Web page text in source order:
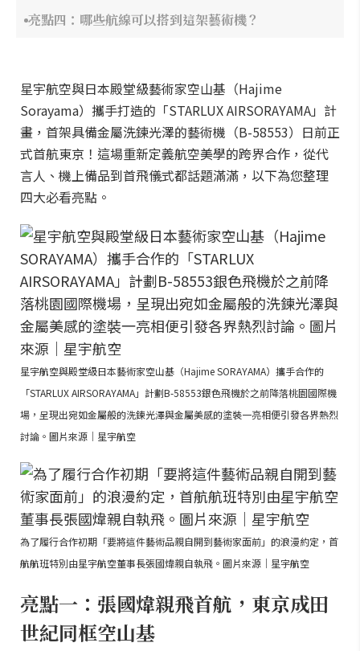
亮點四：哪些航線可以搭到這架藝術機？
星宇航空與日本殿堂級藝術家空山基（Hajime
Sorayama）攜手打造的「STARLUX AIRSORAYAMA」計
畫，首架具備金屬洗鍊光澤的藝術機（B-58553）日前正
式首航東京！這場重新定義航空美學的跨界合作，從代
言人、機上備品到首飛儀式都話題滿滿，以下為您整理
四大必看亮點。
星宇航空與殿堂級日本藝術家空山基（Hajime SORAYAMA）攜手合作的
「STARLUX AIRSORAYAMA」計劃B-58553銀色飛機於之前降落桃園國際機
場，呈現出宛如金屬般的洗鍊光澤與金屬美感的塗裝一亮相便引發各界熱烈
討論。圖片來源｜星宇航空
為了履行合作初期「要將這件藝術品親自開到藝術家面前」的浪漫約定，首
航航班特別由星宇航空董事長張國煒親自執飛。圖片來源｜星宇航空
亮點一：張國煒親飛首航，東京成田
世紀同框空山基